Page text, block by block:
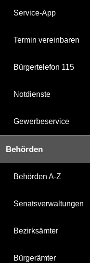
Service-App
Termin vereinbaren
Bürgertelefon 115
Notdienste
Gewerbeservice
Behörden
Behörden A-Z
Senatsverwaltungen
Bezirksämter
Bürgerämter